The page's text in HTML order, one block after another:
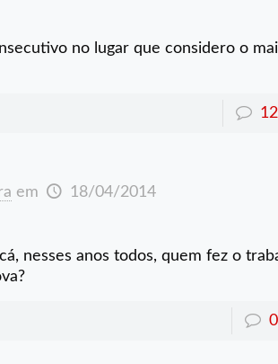
no lugar que considero o
12
em 18/04/2014
nesses anos todos, quem fez o
0